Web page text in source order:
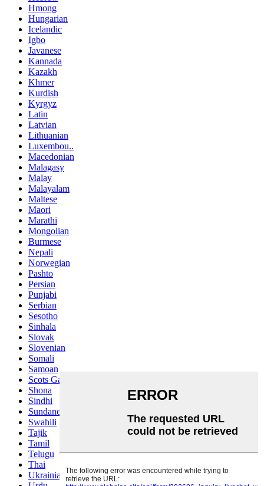
Hmong
Hungarian
Icelandic
Igbo
Javanese
Kannada
Kazakh
Khmer
Kurdish
Kyrgyz
Latin
Latvian
Lithuanian
Luxembou..
Macedonian
Malagasy
Malay
Malayalam
Maltese
Maori
Marathi
Mongolian
Burmese
Nepali
Norwegian
Pashto
Persian
Punjabi
Serbian
Sesotho
Sinhala
Slovak
Slovenian
Somali
Samoan
Scots Gaelic
Shona
Sindhi
Sundanese
Swahili
Tajik
Tamil
Telugu
Thai
Ukrainian